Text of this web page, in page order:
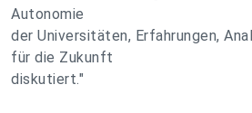
Autonomie
der Universitäten, Erfahrungen,
für die Zukunft
diskutiert."